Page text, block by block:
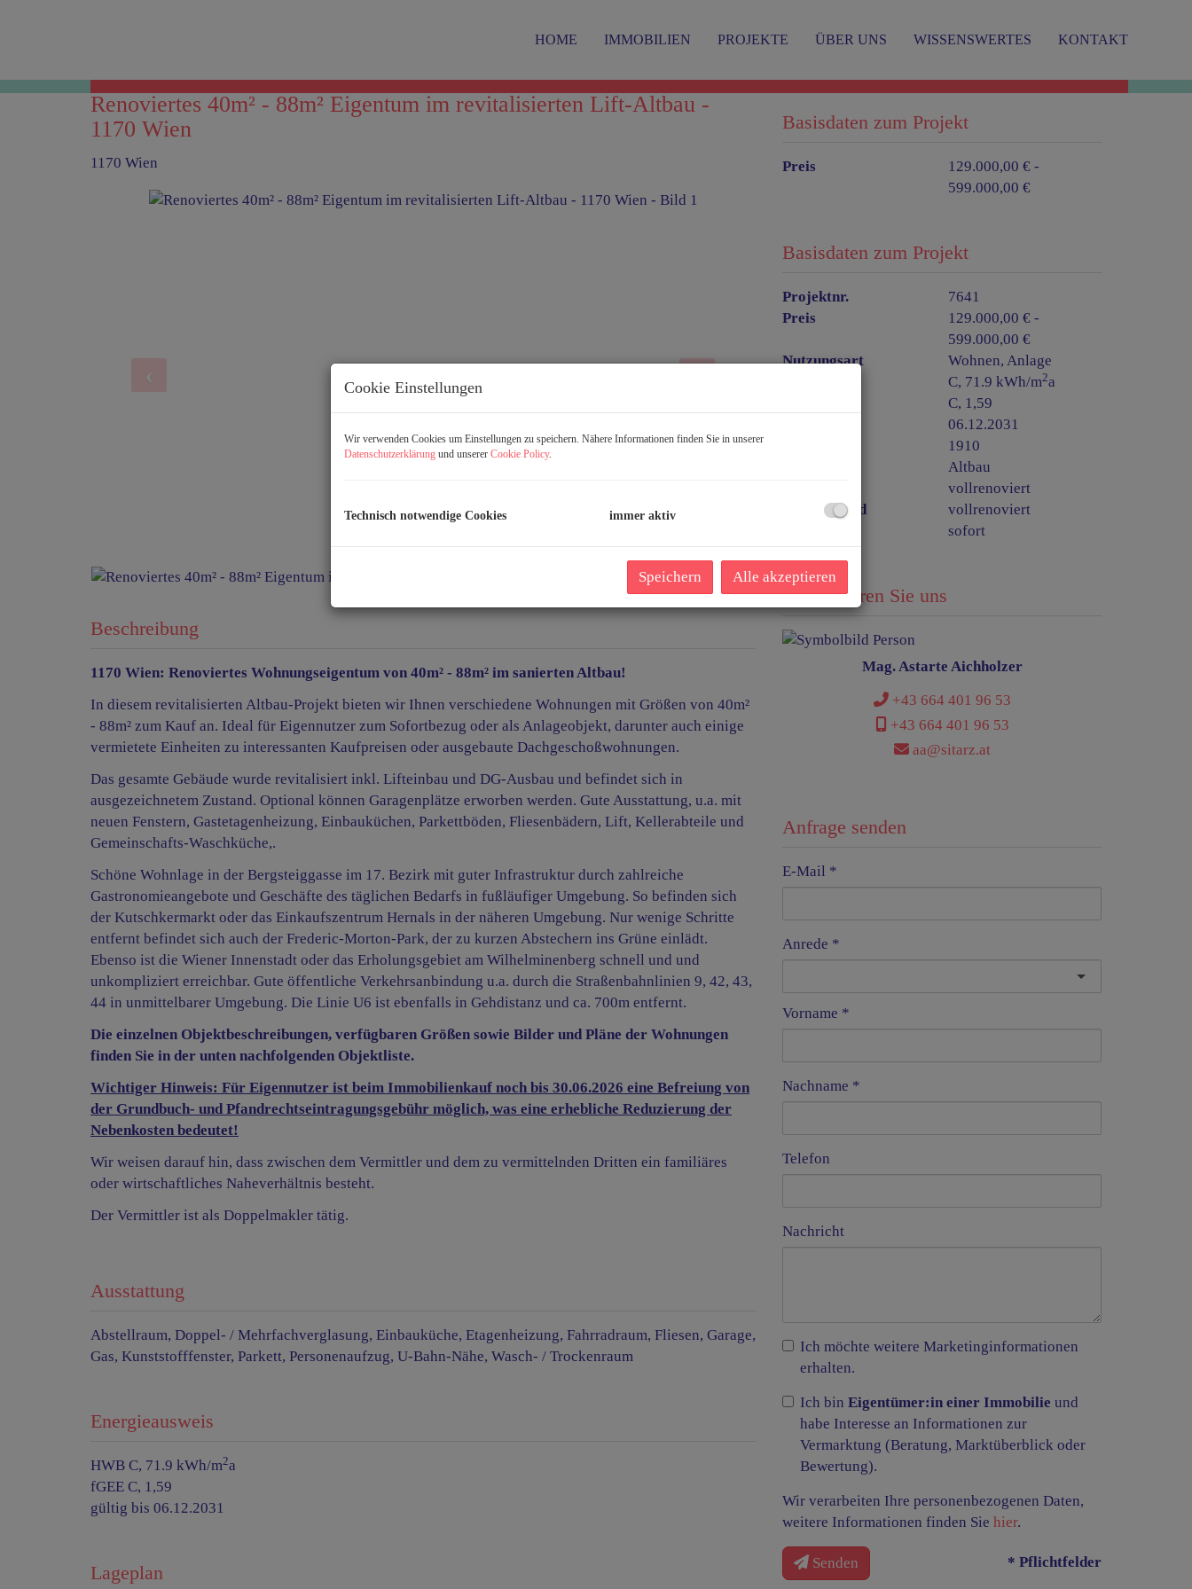
HOME IMMOBILIEN PROJEKTE ÜBER UNS WISSENSWERTES KONTAKT
Renoviertes 40m² - 88m² Eigentum im revitalisierten Lift-Altbau -
1170 Wien
1170 Wien
Beschreibung
1170 Wien: Renoviertes Wohnungseigentum von 40m² - 88m² im sanierten Altbau!
In diesem revitalisierten Altbau-Projekt bieten wir Ihnen verschiedene Wohnungen mit Größen von 40m²
- 88m² zum Kauf an. Ideal für Eigennutzer zum Sofortbezug oder als Anlageobjekt, darunter auch einige
vermietete Einheiten zu interessanten Kaufpreisen oder ausgebaute Dachgeschoßwohnungen.
Das gesamte Gebäude wurde revitalisiert inkl. Lifteinbau und DG-Ausbau und befindet sich in
ausgezeichnetem Zustand. Optional können Garagenplätze erworben werden. Gute Ausstattung, u.a. mit
neuen Fenstern, Gastetagenheizung, Einbauküchen, Parkettböden, Fliesenbädern, Lift, Kellerabteile und
Gemeinschafts-Waschküche,.
Schöne Wohnlage in der Bergsteiggasse im 17. Bezirk mit guter Infrastruktur durch zahlreiche
Gastronomieangebote und Geschäfte des täglichen Bedarfs in fußläufiger Umgebung. So befinden sich
der Kutschkermarkt oder das Einkaufszentrum Hernals in der näheren Umgebung. Nur wenige Schritte
entfernt befindet sich auch der Frederic-Morton-Park, der zu kurzen Abstechern ins Grüne einlädt.
Ebenso ist die Wiener Innenstadt oder das Erholungsgebiet am Wilhelminenberg schnell und und
unkompliziert erreichbar. Gute öffentliche Verkehrsanbindung u.a. durch die Straßenbahnlinien 9, 42, 43,
44 in unmittelbarer Umgebung. Die Linie U6 ist ebenfalls in Gehdistanz und ca. 700m entfernt.
Die einzelnen Objektbeschreibungen, verfügbaren Größen sowie Bilder und Pläne der Wohnungen
finden Sie in der unten nachfolgenden Objektliste.
Wichtiger Hinweis: Für Eigennutzer ist beim Immobilienkauf noch bis 30.06.2026 eine Befreiung von
der Grundbuch- und Pfandrechtseintragungsgebühr möglich, was eine erhebliche Reduzierung der
Nebenkosten bedeutet!
Wir weisen darauf hin, dass zwischen dem Vermittler und dem zu vermittelnden Dritten ein familiäres
oder wirtschaftliches Naheverhältnis besteht.
Der Vermittler ist als Doppelmakler tätig.
Ausstattung
Abstellraum Doppel- / Mehrfachverglasung Einbauküche Etagenheizung Fahrradraum Fliesen Garage
Gas Kunststofffenster Parkett Personenaufzug U-Bahn-Nähe Wasch- / Trockenraum
Energieausweis
HWB C, 71.9 kWh/m2a
fGEE C, 1,59
gültig bis 06.12.2031
Lageplan
Basisdaten zum Projekt
Preis
129.000,00 € -
599.000,00 €
Basisdaten zum Projekt
Projektnr.
7641
Preis
129.000,00 € -
599.000,00 €
Nutzungsart
Wohnen Anlage
C, 71.9 kWh/m2a
C, 1,59
06.12.2031
1910
Altbau
vollrenoviert
Hauszustand
vollrenoviert
sofort
Kontaktieren Sie uns
Mag. Astarte Aichholzer
+43 664 401 96 53
+43 664 401 96 53
aa@sitarz.at
Anfrage senden
E-Mail
Anrede
Vorname
Nachname
Telefon
Nachricht
Ich möchte weitere Marketinginformationen
erhalten.
Ich bin Eigentümer:in einer Immobilie und
habe Interesse an Informationen zur
Vermarktung (Beratung, Marktüberblick oder
Bewertung).
Wir verarbeiten Ihre personenbezogenen Daten,
weitere Informationen finden Sie hier.
Senden * Pflichtfelder
Cookie Einstellungen
Wir verwenden Cookies um Einstellungen zu speichern. Nähere Informationen finden Sie in unserer
Datenschutzerklärung und unserer Cookie Policy.
Technisch notwendige Cookies immer aktiv
Speichern Alle akzeptieren